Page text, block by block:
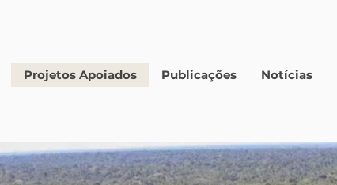
Projetos Apoiados Publicações Notícias